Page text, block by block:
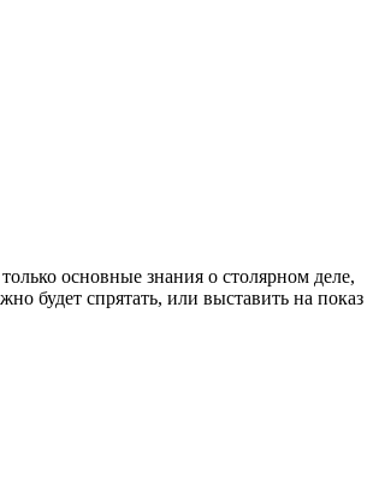
основные знания о столярном деле,
будет спрятать, или выставить на показ